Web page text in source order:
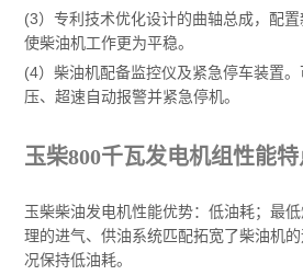
(3）专利技术优化设计的曲轴总成，配置
使柴油机工作更为平稳。
(4）柴油机配备监控仪及紧急停车装置
压、超速自动报警并紧急停机。
玉柴800千瓦发电机组性能特
玉柴柴油发电机性能优势：低油耗；最
理的进气、供油系统匹配拓宽了柴油机
况保持低油耗。